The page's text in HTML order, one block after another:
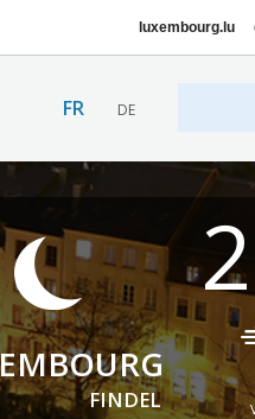
luxembourg.lu
FR DE
FINDEL